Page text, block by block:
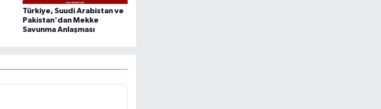
Türkiye, Suudi Arabistan ve
Pakistan'dan Mekke
Savunma Anlaşması